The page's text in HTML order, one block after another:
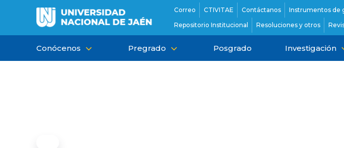
contenido
Correo CTIVITAE Contáctanos Instrumentos de
Repositorio Institucional
Resoluciones y otros
Conócenos Pregrado Posgrado Investigación